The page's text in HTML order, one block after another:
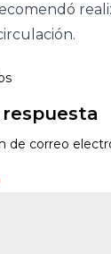
de correo